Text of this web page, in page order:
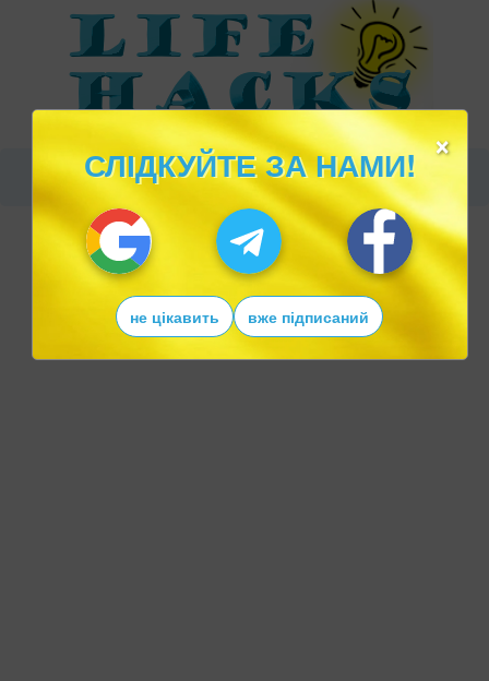
×
СЛІДКУЙТЕ ЗА НАМИ!
не цікавить вже підписаний